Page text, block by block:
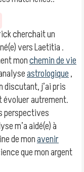
cherchait un
vers Laetitia .
monchemin de vie
astrologique,
discutant, j’ai pris
évoluer autrement.
perspectives
m’a aidé(e) à
de monavenir
que mon argent